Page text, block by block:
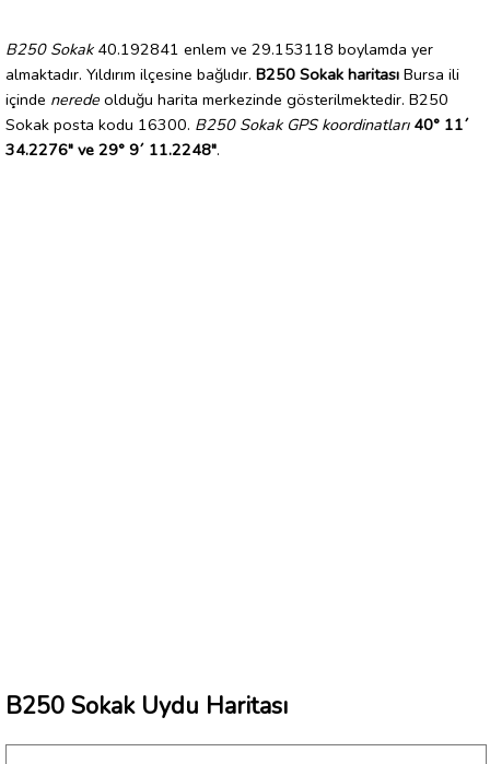
B250 Sokak40.192841 enlem ve 29.153118 boylamda yer
almaktadır. Yıldırım ilçesine bağlıdır. B250 Sokak haritası Bursa ili
içinde nerede olduğu harita merkezinde gösterilmektedir. B250
Sokak posta kodu 16300. B250 Sokak GPS koordinatları 40° 11´
34.2276" ve 29° 9´ 11.2248".
B250 Sokak Uydu Haritası